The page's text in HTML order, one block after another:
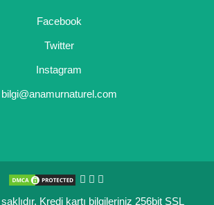
Facebook
Twitter
Instagram
bilgi@anamurnaturel.com
Kredi kartı bilgileriniz 256bit SSL